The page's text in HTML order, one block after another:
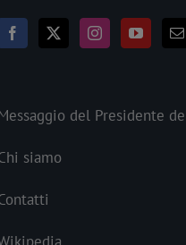
del Presidente
siamo